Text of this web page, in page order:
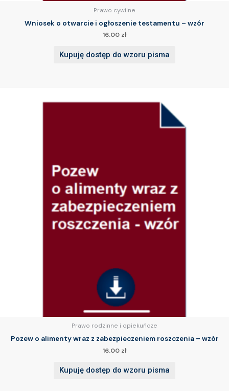
Prawo cywilne
Wniosek o otwarcie i ogłoszenie testamentu – wzór
16.00 zł
Kupuję dostęp do wzoru pisma
Prawo rodzinne i opiekuńcze
Pozew o alimenty wraz z zabezpieczeniem roszczenia – wzór
16.00 zł
Kupuję dostęp do wzoru pisma